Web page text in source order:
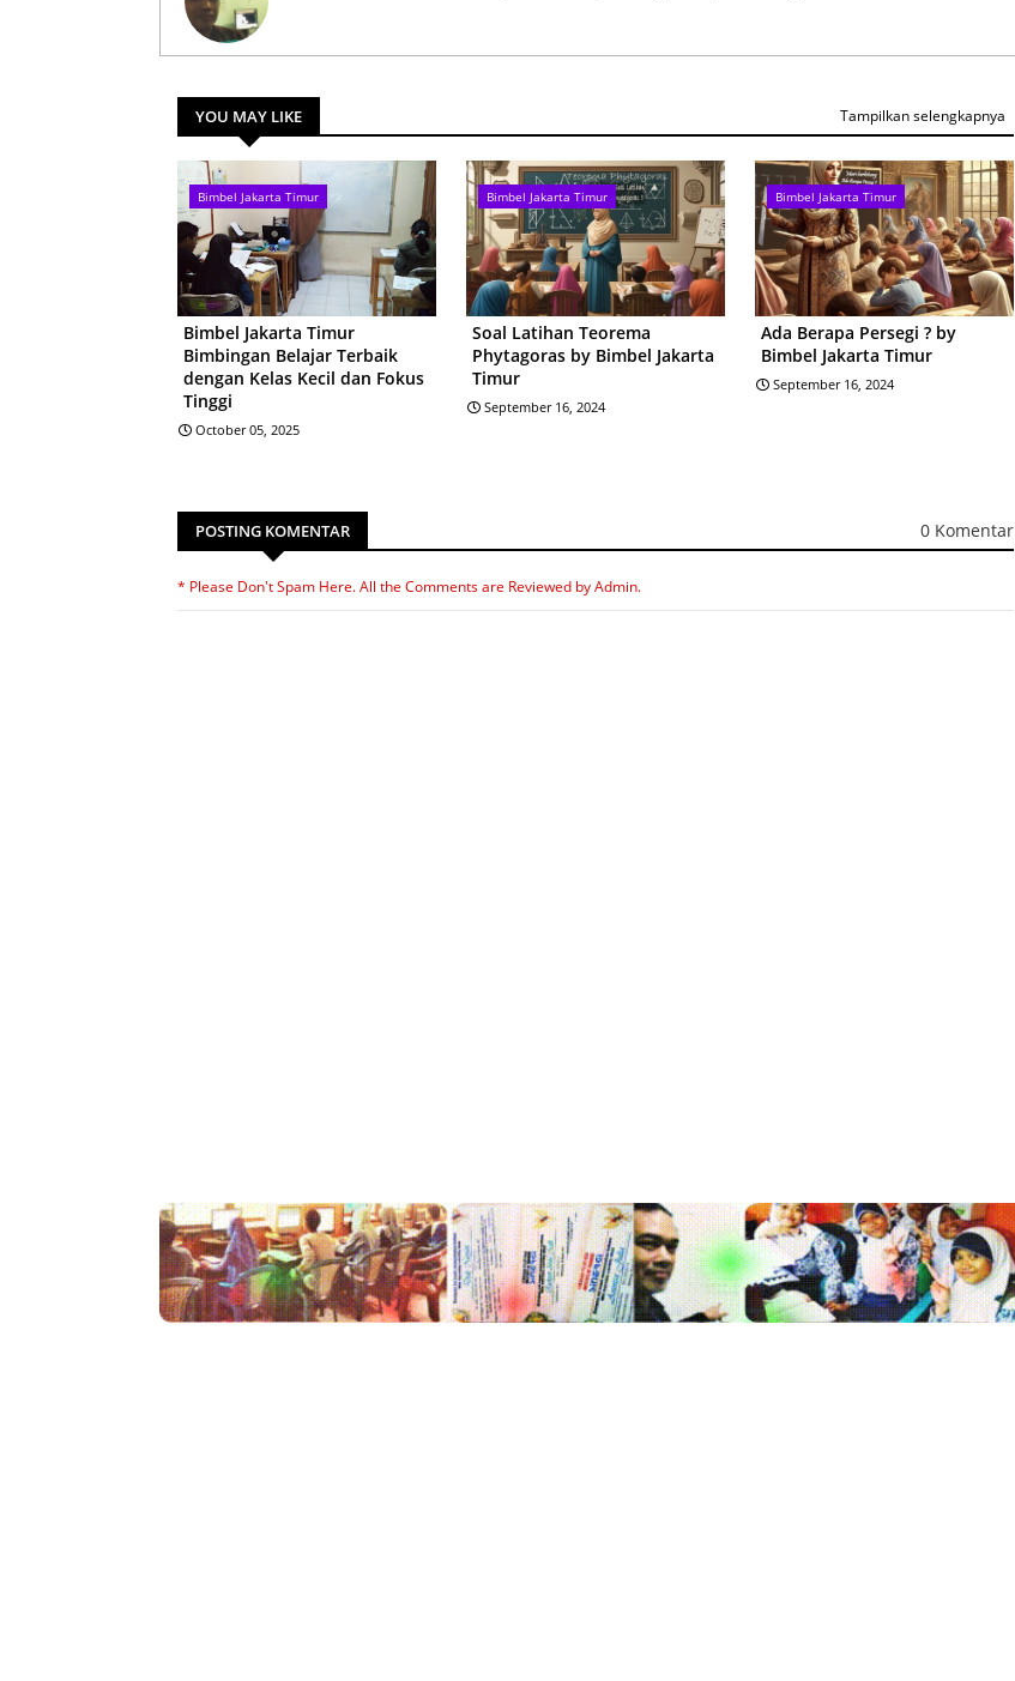
YOU MAY LIKE Tampilkan selengkapnya
Bimbel Jakarta Timur
Bimbel Jakarta Timur
Bimbingan Belajar Terbaik
dengan Kelas Kecil dan Fokus
Tinggi
October 05, 2025
Bimbel Jakarta Timur
Soal Latihan Teorema
Phytagoras by Bimbel Jakarta
Timur
September 16, 2024
Bimbel Jakarta Timur
Ada Berapa Persegi ? by
Bimbel Jakarta Timur
September 16, 2024
POSTING KOMENTAR 0 Komentar
* Please Don't Spam Here. All the Comments are Reviewed by Admin.